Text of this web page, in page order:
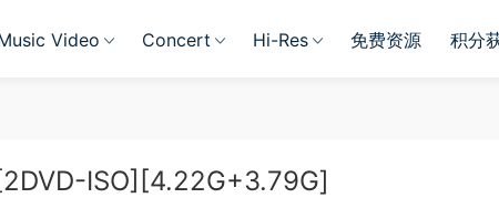
Video Concert Hi-Res 免费资源 积分
ISO][4.22G+3.79G]